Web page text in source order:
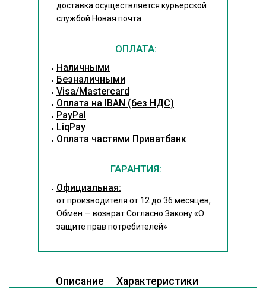
доставка осуществляется курьерской
службой Новая почта
ОПЛАТА:
Наличными
Безналичными
Visa/Mastercard
Оплата на IBAN (без НДС)
PayPal
LiqPay
Оплата частями Приватбанк
ГАРАНТИЯ:
Официальная:
от производителя от 12 до 36 месяцев,
Обмен — возврат Согласно Закону«О
защите прав потребителей»
Описание Характеристики